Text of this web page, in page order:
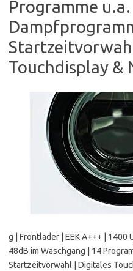
Programme u.a.
Touchdisplay &
g | Frontlader | EEK A+++ |
48dB im Waschgang | 14
Startzeitvorwahl | Digitales